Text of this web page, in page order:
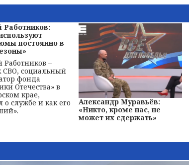
постоянно в
–
СВО, социальный
фонда
Отечества» в
крае,
о службе и как его
Александр Муравьёв:
«Никто, кроме нас, не
может их сдержать»